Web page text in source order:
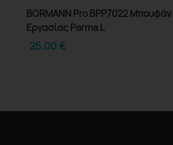
BORMANN Pro BPP7022
Εργασίας Parma L
25.00€